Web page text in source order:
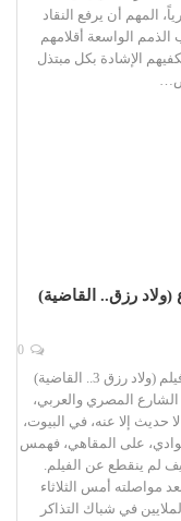
المهم أن يرفع النقاد
الذمم الواسعة أقلامهم
الإشادة بكل مبتذل
في أسبوع (ولاد رزق.. القاضية)
أصبح فيلم (ولاد رزق 3.. القاضية)
المصري والعربي،
حديث إلا عنه، في البيوت،
على المقاهي، فهمس
لم ينقطع عن الفيلم.
مواصلته أمس الثلاثاء
في شباك التذاكر